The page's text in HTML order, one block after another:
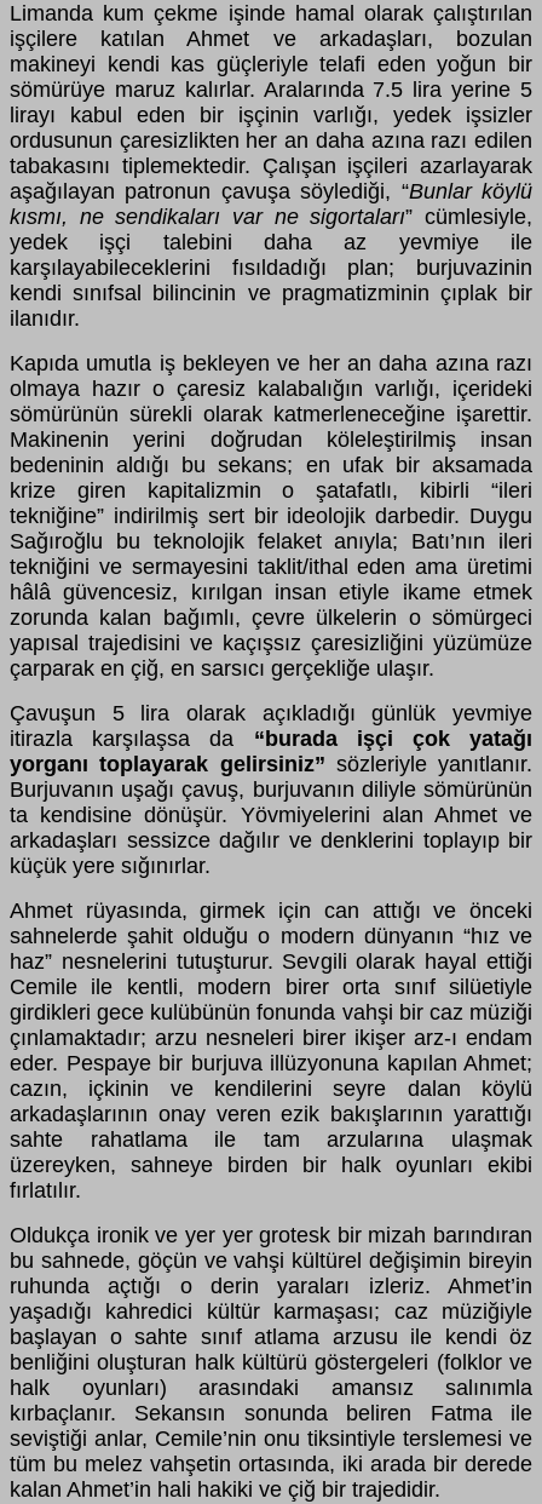
Limanda kum çekme işinde hamal olarak çalıştırılan
işçilere katılan Ahmet ve arkadaşları, bozulan
makineyi kendi kas güçleriyle telafi eden yoğun bir
sömürüye maruz kalırlar. Aralarında 7.5 lira yerine 5
lirayı kabul eden bir işçinin varlığı, yedek işsizler
ordusunun çaresizlikten her an daha azına razı edilen
tabakasını tiplemektedir. Çalışan işçileri azarlayarak
aşağılayan patronun çavuşa söylediği, “Bunlar köylü
kısmı, ne sendikaları var ne sigortaları” cümlesiyle,
yedek işçi talebini daha az yevmiye ile
karşılayabileceklerini fısıldadığı plan; burjuvazinin
kendi sınıfsal bilincinin ve pragmatizminin çıplak bir
ilanıdır.
Kapıda umutla iş bekleyen ve her an daha azına razı
olmaya hazır o çaresiz kalabalığın varlığı, içerideki
sömürünün sürekli olarak katmerleneceğine işarettir.
Makinenin yerini doğrudan köleleştirilmiş insan
bedeninin aldığı bu sekans; en ufak bir aksamada
krize giren kapitalizmin o şatafatlı, kibirli “ileri
tekniğine” indirilmiş sert bir ideolojik darbedir. Duygu
Sağıroğlu bu teknolojik felaket anıyla; Batı’nın ileri
tekniğini ve sermayesini taklit/ithal eden ama üretimi
hâlâ güvencesiz, kırılgan insan etiyle ikame etmek
zorunda kalan bağımlı, çevre ülkelerin o sömürgeci
yapısal trajedisini ve kaçışsız çaresizliğini yüzümüze
çarparak en çiğ, en sarsıcı gerçekliğe ulaşır.
Çavuşun 5 lira olarak açıkladığı günlük yevmiye
itirazla karşılaşsa da “burada işçi çok yatağı
yorganı toplayarak gelirsiniz” sözleriyle yanıtlanır.
Burjuvanın uşağı çavuş, burjuvanın diliyle sömürünün
ta kendisine dönüşür. Yövmiyelerini alan Ahmet ve
arkadaşları sessizce dağılır ve denklerini toplayıp bir
küçük yere sığınırlar.
Ahmet rüyasında, girmek için can attığı ve önceki
sahnelerde şahit olduğu o modern dünyanın “hız ve
haz” nesnelerini tutuşturur. Sevgili olarak hayal ettiği
Cemile ile kentli, modern birer orta sınıf silüetiyle
girdikleri gece kulübünün fonunda vahşi bir caz müziği
çınlamaktadır; arzu nesneleri birer ikişer arz-ı endam
eder. Pespaye bir burjuva illüzyonuna kapılan Ahmet;
cazın, içkinin ve kendilerini seyre dalan köylü
arkadaşlarının onay veren ezik bakışlarının yarattığı
sahte rahatlama ile tam arzularına ulaşmak
üzereyken, sahneye birden bir halk oyunları ekibi
fırlatılır.
Oldukça ironik ve yer yer grotesk bir mizah barındıran
bu sahnede, göçün ve vahşi kültürel değişimin bireyin
ruhunda açtığı o derin yaraları izleriz. Ahmet’in
yaşadığı kahredici kültür karmaşası; caz müziğiyle
başlayan o sahte sınıf atlama arzusu ile kendi öz
benliğini oluşturan halk kültürü göstergeleri (folklor ve
halk oyunları) arasındaki amansız salınımla
kırbaçlanır. Sekansın sonunda beliren Fatma ile
seviştiği anlar, Cemile’nin onu tiksintiyle terslemesi ve
tüm bu melez vahşetin ortasında, iki arada bir derede
kalan Ahmet’in hali hakiki ve çiğ bir trajedidir.